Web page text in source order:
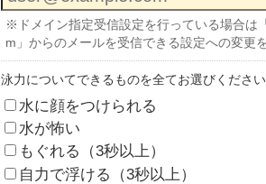
※ドメイン指定受信設定を行っている場合は
m」からのメールを受信できる設定への変更
泳力についてできるものを全てお選びください
水に顔をつけられる
水が怖い
もぐれる（3秒以上）
自力で浮ける（3秒以上）